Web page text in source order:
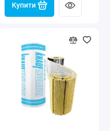
Купити